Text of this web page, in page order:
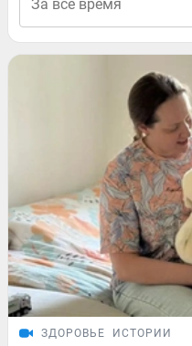
ЗДОРОВЬЕ ИСТОРИИ